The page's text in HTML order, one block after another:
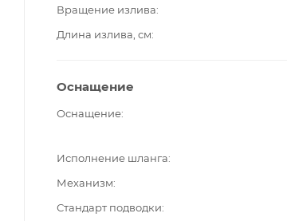
Вращение излива
Длина излива, см
Оснащение
Оснащение
Исполнение шланга
Механизм
Стандарт подводки